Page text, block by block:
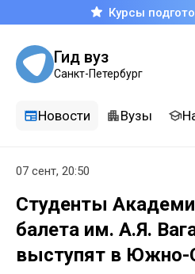
Курсы
Гид вуз
Санкт-Петербург
Новости Вузы
07 сент, 20:50
Студенты
балета им. А.Я.
выступят в Южно-